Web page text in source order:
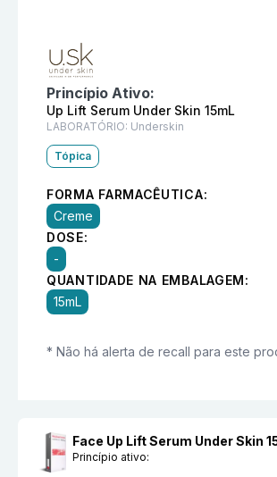
Princípio Ativo:
Up Lift Serum Under Skin 15mL
LABORATÓRIO: Underskin
Tópica
FORMA FARMACÊUTICA:
Creme
DOSE:
-
QUANTIDADE NA EMBALAGEM:
15mL
* Não há alerta de recall para este
Face Up Lift Serum Under Skin
Princípio ativo: